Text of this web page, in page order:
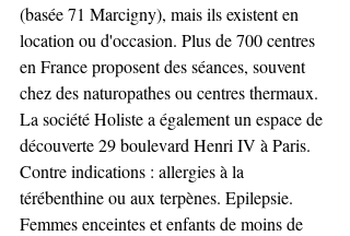
(basée 71 Marcigny), mais ils existent en
location ou d'occasion. Plus de 700 centres
en France proposent des séances, souvent
chez des naturopathes ou centres thermaux.
La société Holiste a également un espace de
découverte 29 boulevard Henri IV à Paris.
Contre indications : allergies à la
térébenthine ou aux terpènes. Epilepsie.
Femmes enceintes et enfants de moins de